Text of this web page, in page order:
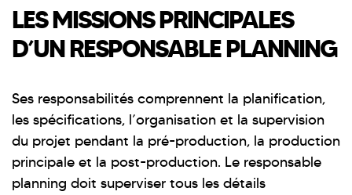
LES MISSIONS PRINCIPALES
D’UN RESPONSABLE PLANNING
Ses responsabilités comprennent la planification,
les spécifications, l’organisation et la supervision
du projet pendant la pré-production, la production
principale et la post-production. Le responsable
planning doit superviser tous les détails